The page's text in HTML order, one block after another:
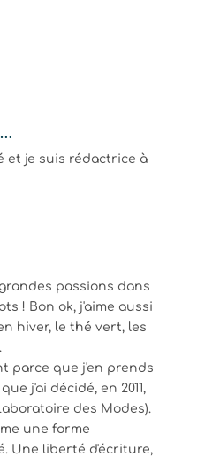
et je suis rédactrice à
passions dans
! Bon ok, j'aime aussi
hiver, le thé vert, les
parce que j'en prends
j'ai décidé, en 2011,
des Modes).
une forme
Une liberté d'écriture,